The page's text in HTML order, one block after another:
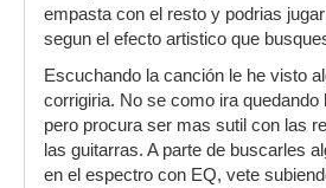
empasta con el resto y podrias
segun el efecto artistico que
Escuchando la canción le he visto
corrigiria. No se como ira quedando
pero procura ser mas sutil con las
las guitarras. A parte de buscarles
en el espectro con EQ, vete